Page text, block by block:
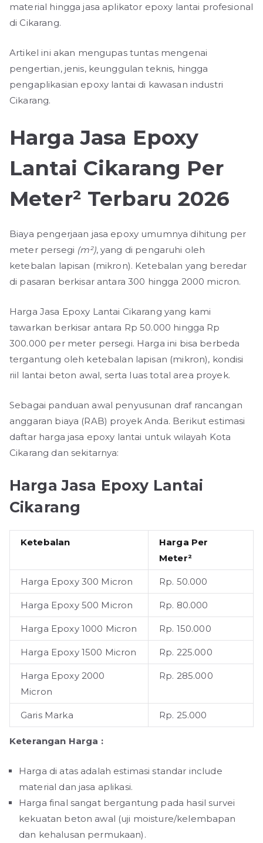
material hingga jasa aplikator epoxy lantai profesional
di Cikarang.
Artikel ini akan mengupas tuntas mengenai
pengertian, jenis, keunggulan teknis, hingga
pengaplikasian epoxy lantai di kawasan industri
Cikarang.
Harga Jasa Epoxy
Lantai Cikarang Per
Meter² Terbaru 2026
Biaya pengerjaan jasa epoxy umumnya dihitung per
meter persegi (m²), yang di pengaruhi oleh
ketebalan lapisan (mikron). Ketebalan yang beredar
di pasaran berkisar antara 300 hingga 2000 micron.
Harga Jasa Epoxy Lantai Cikarang yang kami
tawarkan berkisar antara Rp 50.000 hingga Rp
300.000 per meter persegi. Harga ini bisa berbeda
tergantung oleh ketebalan lapisan (mikron), kondisi
riil lantai beton awal, serta luas total area proyek.
Sebagai panduan awal penyusunan draf rancangan
anggaran biaya (RAB) proyek Anda. Berikut estimasi
daftar harga jasa epoxy lantai untuk wilayah Kota
Cikarang dan sekitarnya:
Harga Jasa Epoxy Lantai
Cikarang
Ketebalan
Harga Per
Meter²
Harga Epoxy 300 Micron Rp. 50.000
Harga Epoxy 500 Micron Rp. 80.000
Harga Epoxy 1000 Micron Rp. 150.000
Harga Epoxy 1500 Micron Rp. 225.000
Harga Epoxy 2000
Micron
Rp. 285.000
Garis Marka Rp. 25.000
Keterangan Harga :
Harga di atas adalah estimasi standar include
material dan jasa aplikasi.
Harga final sangat bergantung pada hasil survei
kekuatan beton awal (uji moisture/kelembapan
dan kehalusan permukaan).